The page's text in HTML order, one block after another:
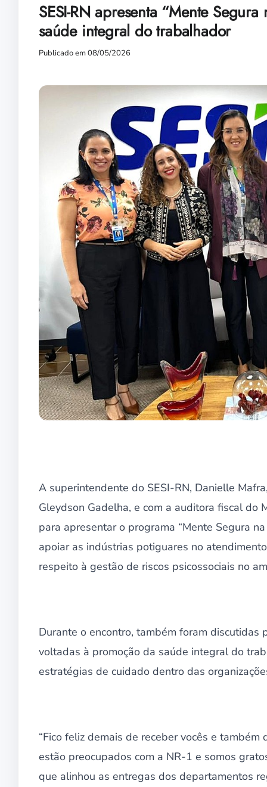
SESI-RN apresenta “Mente
saúde integral do trabalhador
Publicado em 08/05/2026
A superintendente do SESI-RN, Danielle
Gleydson Gadelha, e com a auditora fiscal do
para apresentar o programa “Mente Segura
apoiar as indústrias potiguares no
respeito à gestão de riscos psicossociais no
Durante o encontro, também foram
voltadas à promoção da saúde integral do
estratégias de cuidado dentro das
“Fico feliz demais de receber vocês e
estão preocupados com a NR-1 e somos
que alinhou as entregas dos departamentos